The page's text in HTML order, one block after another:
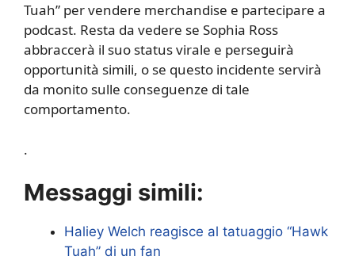
Tuah” per vendere merchandise e partecipare a
podcast. Resta da vedere se Sophia Ross
abbraccerà il suo status virale e perseguirà
opportunità simili, o se questo incidente servirà
da monito sulle conseguenze di tale
comportamento.
.
Messaggi simili:
Haliey Welch reagisce al tatuaggio “Hawk
Tuah” di un fan